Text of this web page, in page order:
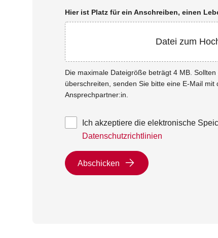
Hier ist Platz für ein Anschreiben, einen
Datei zum
Die maximale Dateigröße beträgt 4 MB.
überschreiten, senden Sie bitte eine E-Mail
Ansprechpartner:in.
Ich akzeptiere die elektronische
Datenschutzrichtlinien
Abschicken